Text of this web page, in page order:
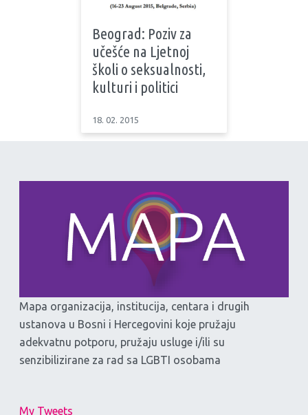
Beograd: Poziv za
učešće na Ljetnoj
školi o seksualnosti,
kulturi i politici
18. 02. 2015
Mapa organizacija, institucija, centara i drugih
ustanova u Bosni i Hercegovini koje pružaju
adekvatnu potporu, pružaju usluge i/ili su
senzibilizirane za rad sa LGBTI osobama
My Tweets